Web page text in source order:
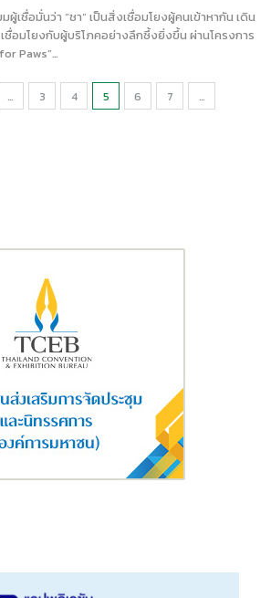
ผู้เชื่อมั่นว่า “ชา” เป็นสิ่งเชื่อมโยงผู้คนเข้าหากัน เดิน
อมโยงกับผู้บริโภคอย่างลึกซึ้งยิ่งขึ้น ผ่านโครงการ
Paws”…
… 3 4 5 6 7
…